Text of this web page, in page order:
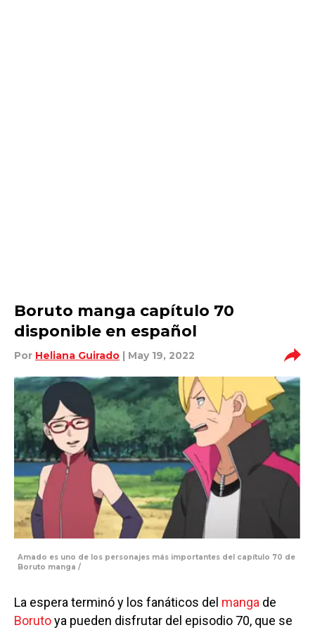
Boruto manga capítulo 70
disponible en español
Por Heliana Guirado | May 19, 2022
Amado es uno de los personajes más importantes del capítulo 70 de
Boruto manga /
La espera terminó y los fanáticos del manga de
Borutoya pueden disfrutar del episodio 70, que se